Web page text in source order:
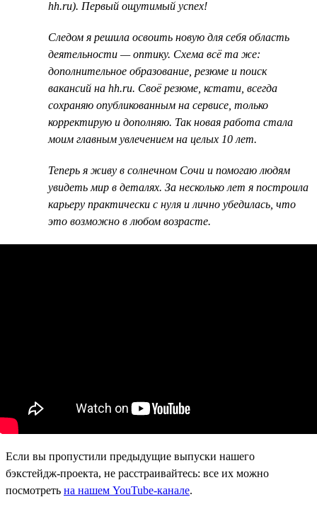
hh.ru). Первый ощутимый успех!
Следом я решила освоить новую для себя область
деятельности — оптику. Схема всё та же:
дополнительное образование, резюме и поиск
вакансий на hh.ru. Своё резюме, кстати, всегда
сохраняю опубликованным на сервисе, только
корректирую и дополняю. Так новая работа стала
моим главным увлечением на целых 10 лет.
Теперь я живу в солнечном Сочи и помогаю людям
увидеть мир в деталях. За несколько лет я построила
карьеру практически с нуля и лично убедилась, что
это возможно в любом возрасте.
Если вы пропустили предыдущие выпуски нашего
бэкстейдж-проекта, не расстраивайтесь: все их можно
посмотреть на нашем YouTube-канале.